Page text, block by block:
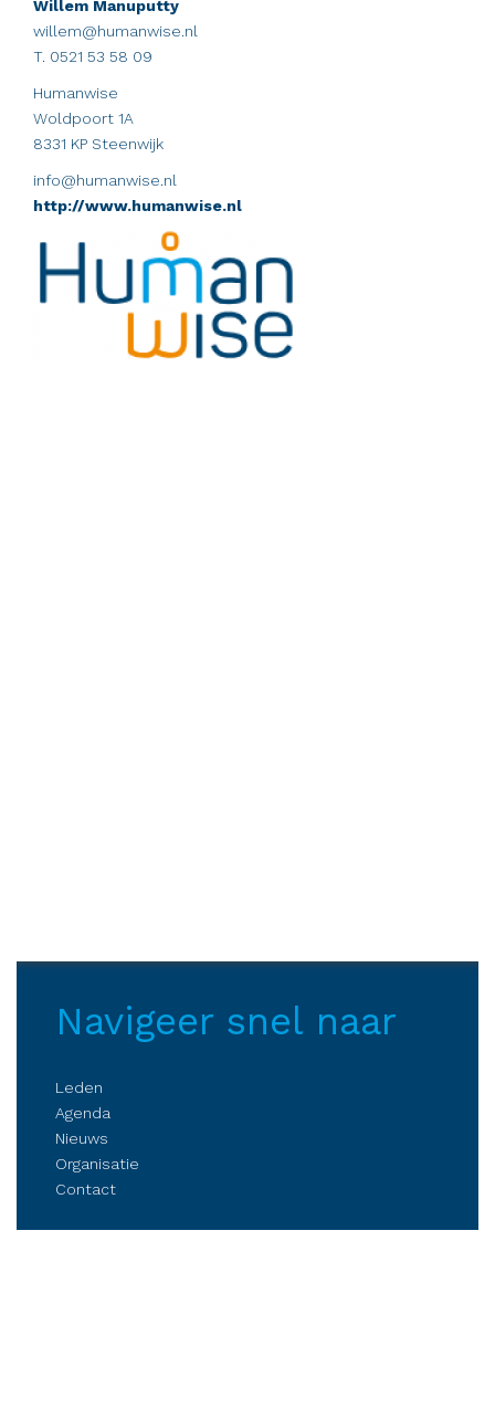
Willem Manuputty
willem@humanwise.nl
T. 0521 53 58 09
Humanwise
Woldpoort 1A
8331 KP Steenwijk
info@humanwise.nl
http://www.humanwise.nl
Navigeer snel naar
Leden
Agenda
Nieuws
Organisatie
Contact